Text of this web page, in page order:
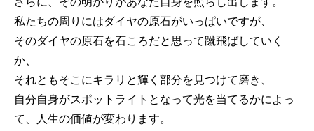
私たちの周りにはダイヤの原石がいっぱいですが、
そのダイヤの原石を石ころだと思って蹴飛ばしていく
か、
それともそこにキラリと輝く部分を見つけて磨き、
自分自身がスポットライトとなって光を当てるかによっ
て、人生の価値が変わります。